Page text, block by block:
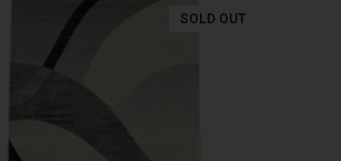
SOLD OUT